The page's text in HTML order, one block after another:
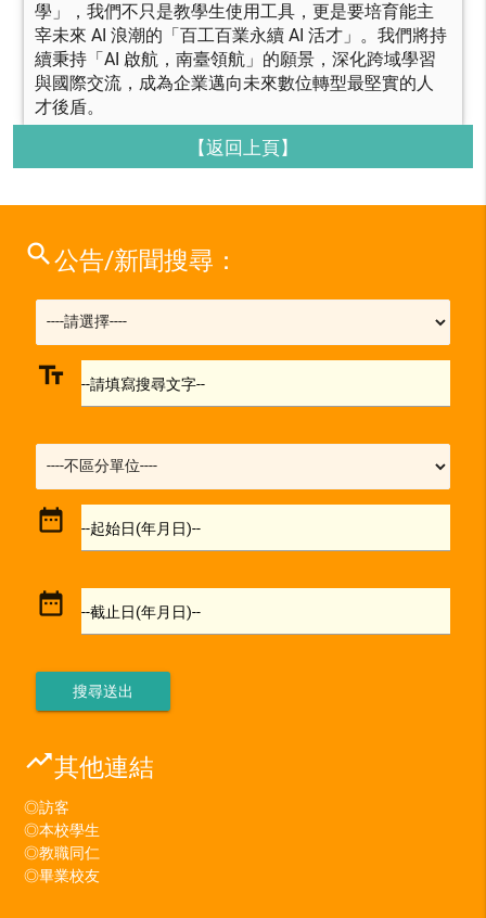
學」，我們不只是教學生使用工具，更是要培育能主
宰未來 AI 浪潮的「百工百業永續 AI 活才」。我們將持
續秉持「AI 啟航，南臺領航」的願景，深化跨域學習
與國際交流，成為企業邁向未來數位轉型最堅實的人
才後盾。
【返回上頁】
search公告/新聞搜尋：
text_fields --請填寫搜尋文字--
date_range --起始日(年月日)--
date_range --截止日(年月日)--
trending_up其他連結
◎訪客
◎本校學生
◎教職同仁
◎畢業校友